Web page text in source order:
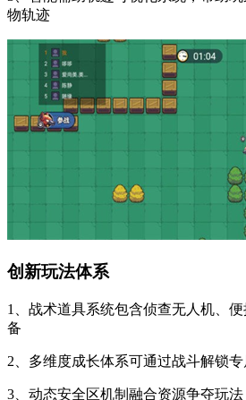
物轨迹
创新玩法体系
1、战术道具系统包含侦查无人机、
备
2、多维度成长体系可通过战斗解锁
3、动态安全区机制融合资源争夺玩